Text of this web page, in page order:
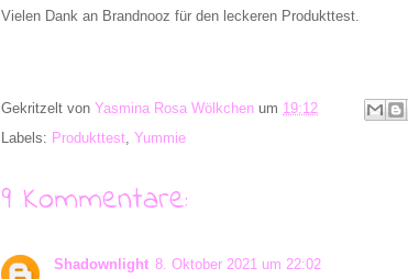
Vielen Dank an Brandnooz für den leckeren Produkttest.
Gekritzelt von Yasmina Rosa Wölkchen um 19:12
Labels: Produkttest Yummie
9 Kommentare:
Shadownlight 8. Oktober 2021 um 22:02